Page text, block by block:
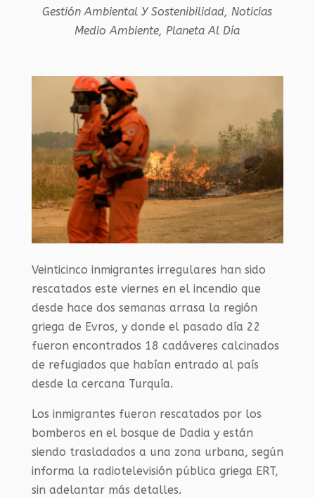
Gestión Ambiental Y Sostenibilidad,Noticias
Medio Ambiente,Planeta Al Día
Veinticinco inmigrantes irregulares han sido
rescatados este viernes en el incendio que
desde hace dos semanas arrasa la región
griega de Evros, y donde el pasado día 22
fueron encontrados 18 cadáveres calcinados
de refugiados que habían entrado al país
desde la cercana Turquía.
Los inmigrantes fueron rescatados por los
bomberos en el bosque de Dadia y están
siendo trasladados a una zona urbana, según
informa la radiotelevisión pública griega ERT,
sin adelantar más detalles.